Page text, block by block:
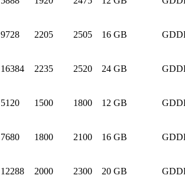
9728 2205 2505 16 GB
16384 2235 2520 24 GB
5120 1500 1800 12 GB
7680 1800 2100 16 GB
12288 2000 2300 20 GB